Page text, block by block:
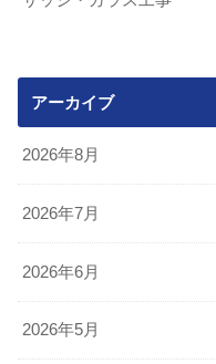
アーカイブ
2026年8月
2026年7月
2026年6月
2026年5月